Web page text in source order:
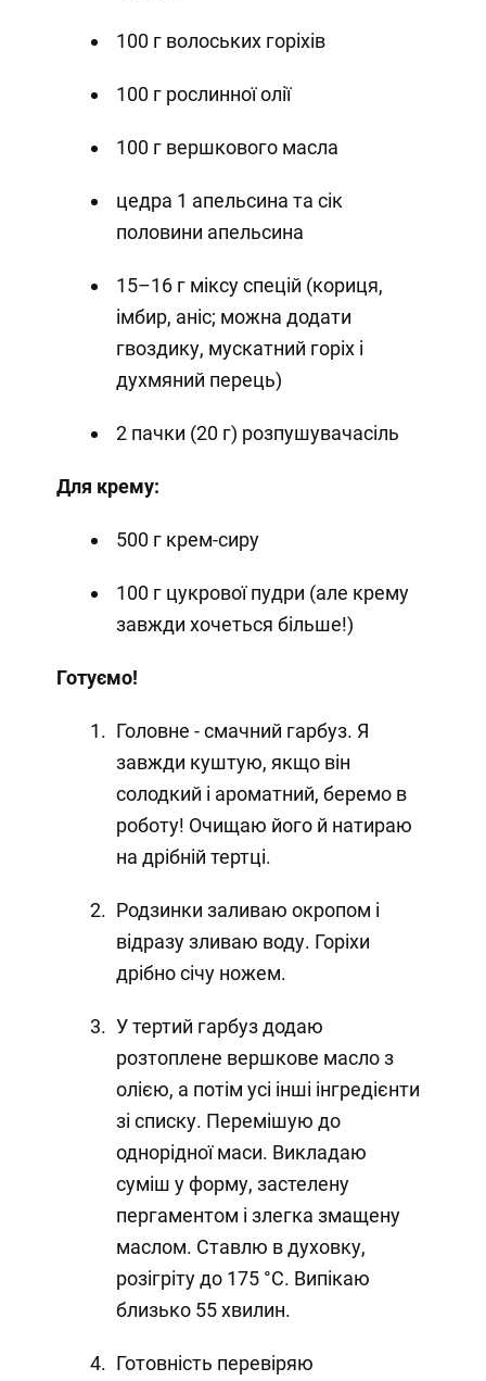
100 г волоських горіхів
100 г рослинної олії
100 г вершкового масла
цедра 1 апельсина та сік
половини апельсина
15–16 г міксу спецій (кориця,
імбир, аніс; можна додати
гвоздику, мускатний горіх і
духмяний перець)
2 пачки (20 г) розпушувачасіль
Для крему:
500 г крем-сиру
100 г цукрової пудри (але крему
завжди хочеться більше!)
Готуємо!
Головне - смачний гарбуз. Я
завжди куштую, якщо він
солодкий і ароматний, беремо в
роботу! Очищаю його й натираю
на дрібній тертці.
Родзинки заливаю окропом і
відразу зливаю воду. Горіхи
дрібно січу ножем.
У тертий гарбуз додаю
розтоплене вершкове масло з
олією, а потім усі інші інгредієнти
зі списку. Перемішую до
однорідної маси. Викладаю
суміш у форму, застелену
пергаментом і злегка змащену
маслом. Ставлю в духовку,
розігріту до 175 °C. Випікаю
близько 55 хвилин.
Готовність перевіряю